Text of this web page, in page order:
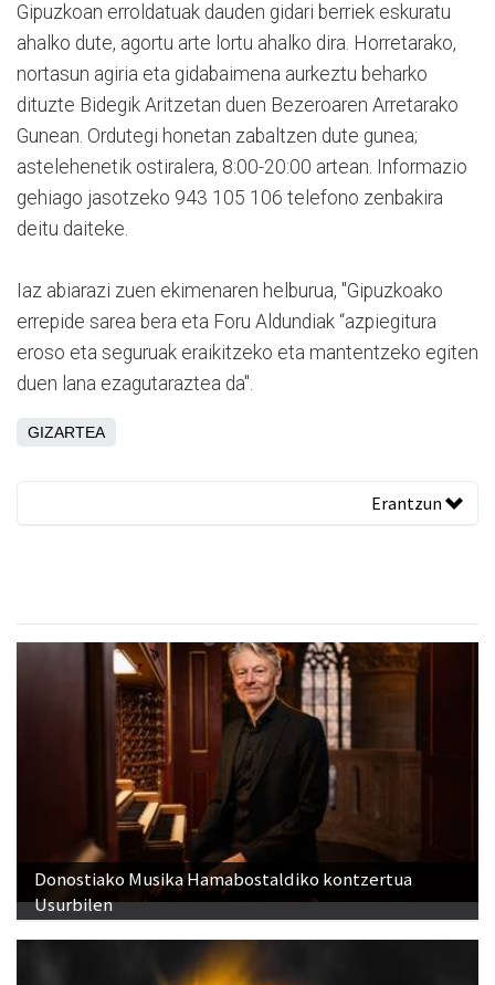
Gipuzkoan erroldatuak dauden gidari berriek eskuratu
ahalko dute, agortu arte lortu ahalko dira. Horretarako,
nortasun agiria eta gidabaimena aurkeztu beharko
dituzte Bidegik Aritzetan duen Bezeroaren Arretarako
Gunean. Ordutegi honetan zabaltzen dute gunea;
astelehenetik ostiralera, 8:00-20:00 artean. Informazio
gehiago jasotzeko 943 105 106 telefono zenbakira
deitu daiteke.
Iaz abiarazi zuen ekimenaren helburua, "Gipuzkoako
errepide sarea bera eta Foru Aldundiak “azpiegitura
eroso eta seguruak eraikitzeko eta mantentzeko egiten
duen lana ezagutaraztea da".
GIZARTEA
Erantzun
Donostiako Musika Hamabostaldiko kontzertua
Usurbilen